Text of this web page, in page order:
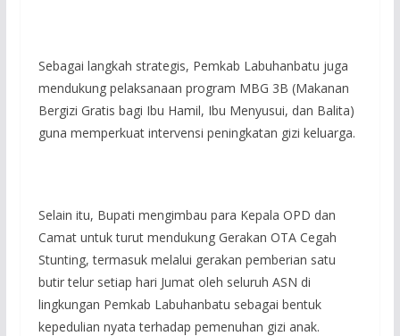
Sebagai langkah strategis, Pemkab Labuhanbatu juga
mendukung pelaksanaan program MBG 3B (Makanan
Bergizi Gratis bagi Ibu Hamil, Ibu Menyusui, dan Balita)
guna memperkuat intervensi peningkatan gizi keluarga.
Selain itu, Bupati mengimbau para Kepala OPD dan
Camat untuk turut mendukung Gerakan OTA Cegah
Stunting, termasuk melalui gerakan pemberian satu
butir telur setiap hari Jumat oleh seluruh ASN di
lingkungan Pemkab Labuhanbatu sebagai bentuk
kepedulian nyata terhadap pemenuhan gizi anak.